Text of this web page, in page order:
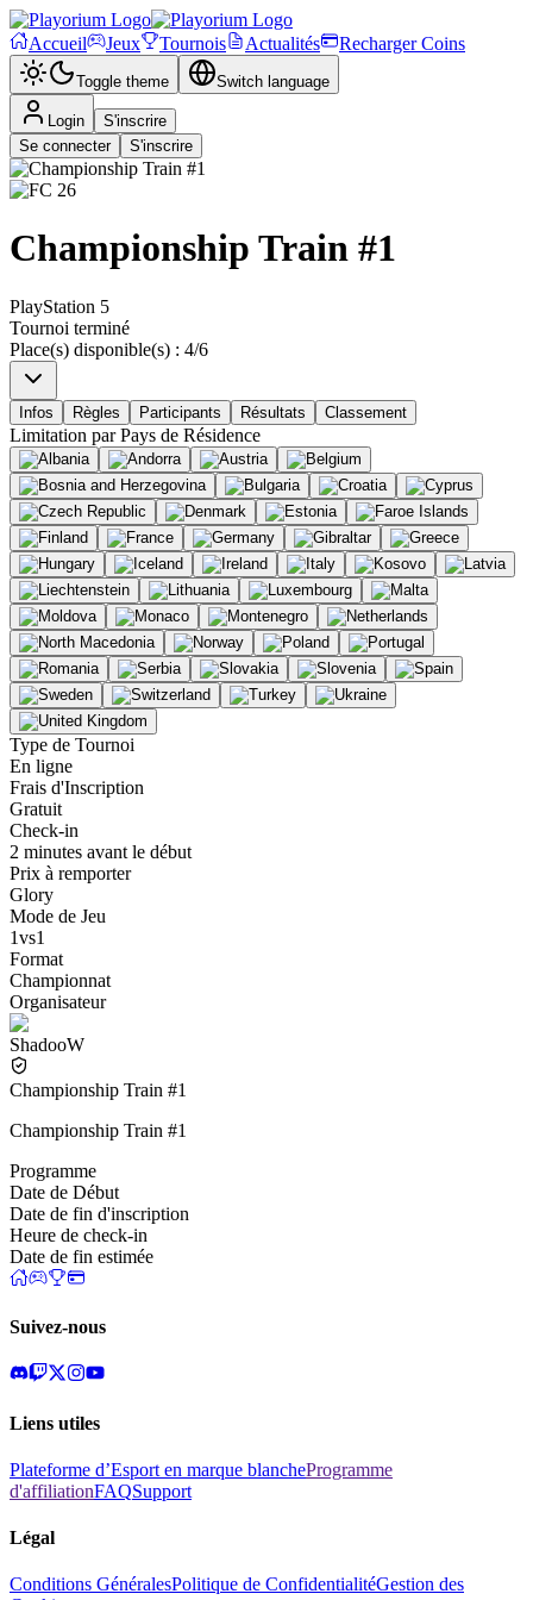
Accueil Jeux Tournois Actualités Recharger Coins
Toggle theme Switch language
Login
S'inscrire
Se connecter
S'inscrire
Championship Train #1
PlayStation 5
Tournoi terminé
Place(s) disponible(s) : 4/6
Infos Règles Participants Résultats Classement
Limitation par Pays de Résidence
Type de Tournoi
En ligne
Frais d'Inscription
Gratuit
Check-in
2 minutes avant le début
Prix à remporter
Glory
Mode de Jeu
1vs1
Format
Championnat
Organisateur
ShadooW
Championship Train #1
Championship Train #1
Programme
Date de Début
Date de fin d'inscription
Heure de check-in
Date de fin estimée
Suivez-nous
Liens utiles
Plateforme d’Esport en marque blancheProgramme
d'affiliationFAQSupport
Légal
Conditions GénéralesPolitique de ConfidentialitéGestion des